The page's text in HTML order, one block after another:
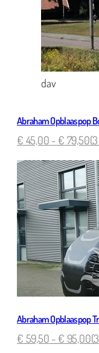
dav
Abraham Opblaaspop
€ 45,00 - € 79,50
Abraham Opblaaspop
€ 59,50 - € 95,00